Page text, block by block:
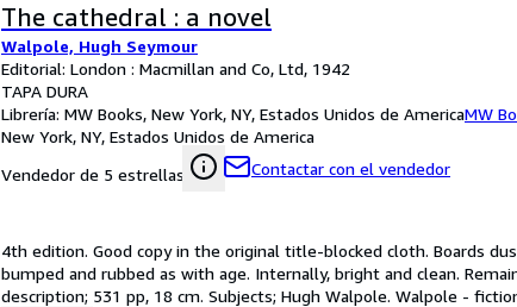
The cathedral : a novel
Walpole, Hugh Seymour
Editorial: London : Macmillan and Co, Ltd, 1942
TAPA DURA
Librería: MW Books, New York, NY, Estados Unidos de AmericaMW
New York, NY, Estados Unidos de America
Vendedor de 5 estrellas
Contactar con el vendedor
4th edition. Good copy in the original title-blocked cloth. Boards
bumped and rubbed as with age. Internally, bright and clean.
description; 531 pp, 18 cm. Subjects; Hugh Walpole. Walpole -